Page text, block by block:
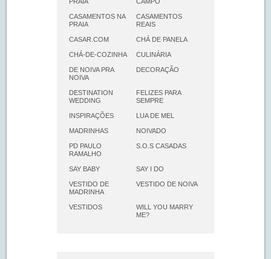
CASAMENTOS NA
PRAIA
CASAMENTOS
REAIS
CASAR.COM CHÁ DE PANELA
CHÁ-DE-COZINHA CULINÁRIA
DE NOIVA PRA
NOIVA
DECORAÇÃO
DESTINATION
WEDDING
FELIZES PARA
SEMPRE
INSPIRAÇÕES LUA DE MEL
MADRINHAS NOIVADO
PD PAULO
RAMALHO
S.O.S CASADAS
SAY BABY SAY I DO
VESTIDO DE
MADRINHA
VESTIDO DE NOIVA
VESTIDOS
WILL YOU MARRY
ME?